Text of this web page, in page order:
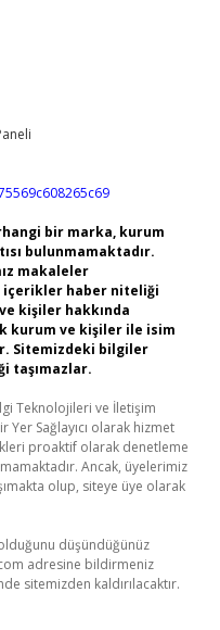
bir marka, kurum
bulunmamaktadır.
makaleler
içerikler haber niteliği
kişiler hakkında
kurum ve kişiler ile isim
Sitemizdeki bilgiler
taşımazlar.
Teknolojileri ve İletişim
Yer Sağlayıcı olarak hizmet
proaktif olarak denetleme
Ancak, üyelerimiz
olup, siteye üye olarak
düşündüğünüz
adresine bildirmeniz
sitemizden kaldırılacaktır.